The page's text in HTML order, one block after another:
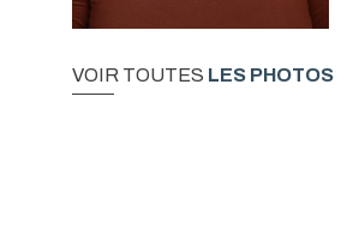
VOIR TOUTES LES PHOTOS